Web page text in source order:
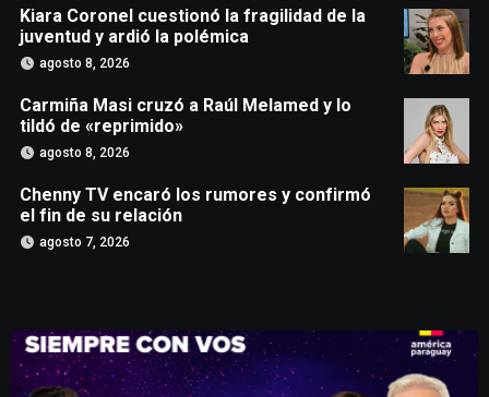
Kiara Coronel cuestionó la fragilidad de la
juventud y ardió la polémica
agosto 8, 2026
Carmiña Masi cruzó a Raúl Melamed y lo
tildó de «reprimido»
agosto 8, 2026
Chenny TV encaró los rumores y confirmó
el fin de su relación
agosto 7, 2026